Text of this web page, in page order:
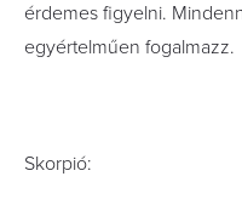
érdemes figyelni.
egyértelműen fogalmazz.
Skorpió: